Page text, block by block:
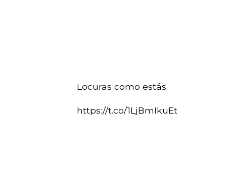
Locuras como estás.
https://t.co/1LjBmIkuEt